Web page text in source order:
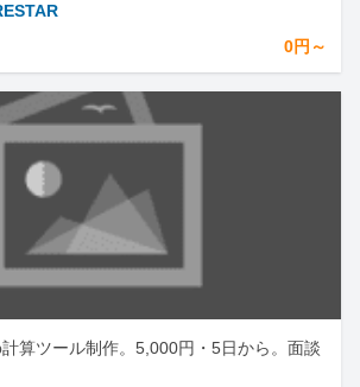
0円～
算ツール制作。5,000円・5日から。面談